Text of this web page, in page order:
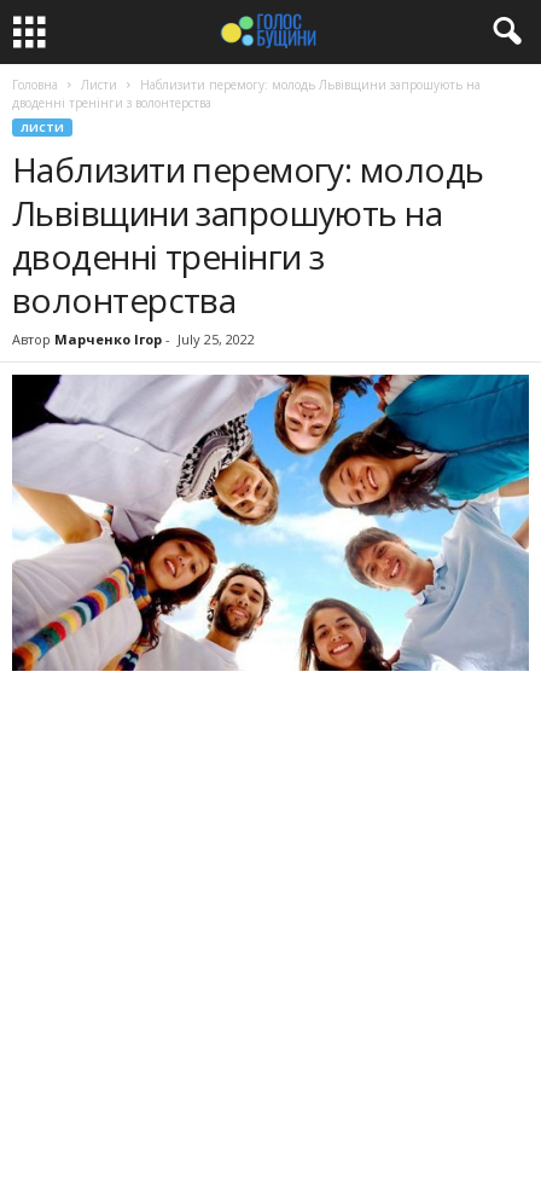
Головна Листи
Наблизити перемогу: молодь Львівщини запрошують на
дводенні тренінги з волонтерства
ЛИСТИ
Наблизити перемогу: молодь
Львівщини запрошують на
дводенні тренінги з
волонтерства
Автор Марченко Ігор - July 25, 2022